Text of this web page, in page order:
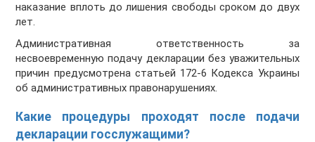
наказание вплоть до лишения свободы сроком до двух
лет.
Административная ответственность за
несвоевременную подачу декларации без уважительных
причин предусмотрена статьей 172-6 Кодекса Украины
об административных правонарушениях.
Какие процедуры проходят после подачи
декларации госслужащими?